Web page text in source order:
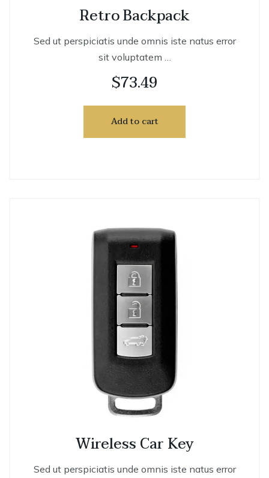
Retro Backpack
Sed ut perspiciatis unde omnis iste natus error
sit voluptatem …
$73.49
Add to cart
Wireless Car Key
Sed ut perspiciatis unde omnis iste natus error